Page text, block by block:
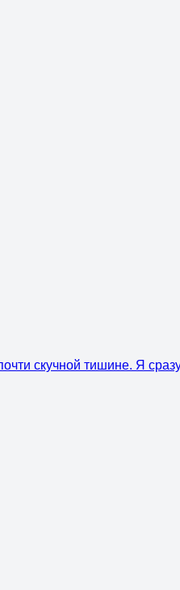
скучной тишине. Я